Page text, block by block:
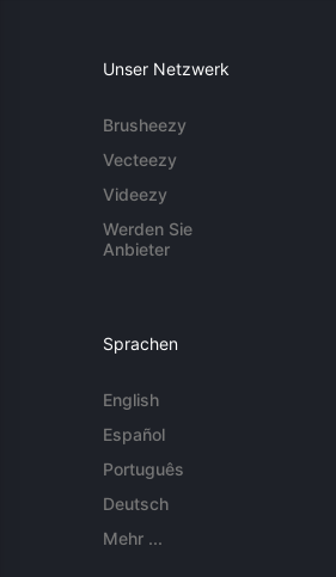
Unser Netzwerk
Brusheezy
Vecteezy
Videezy
Werden Sie
Anbieter
Sprachen
English
Español
Português
Deutsch
Mehr ...